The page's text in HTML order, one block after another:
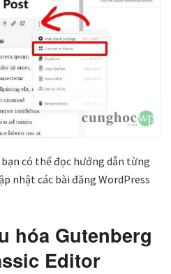
có thể đọc hướng dẫn từng
nhật các bài đăng WordPress
hóa Gutenberg
Editor